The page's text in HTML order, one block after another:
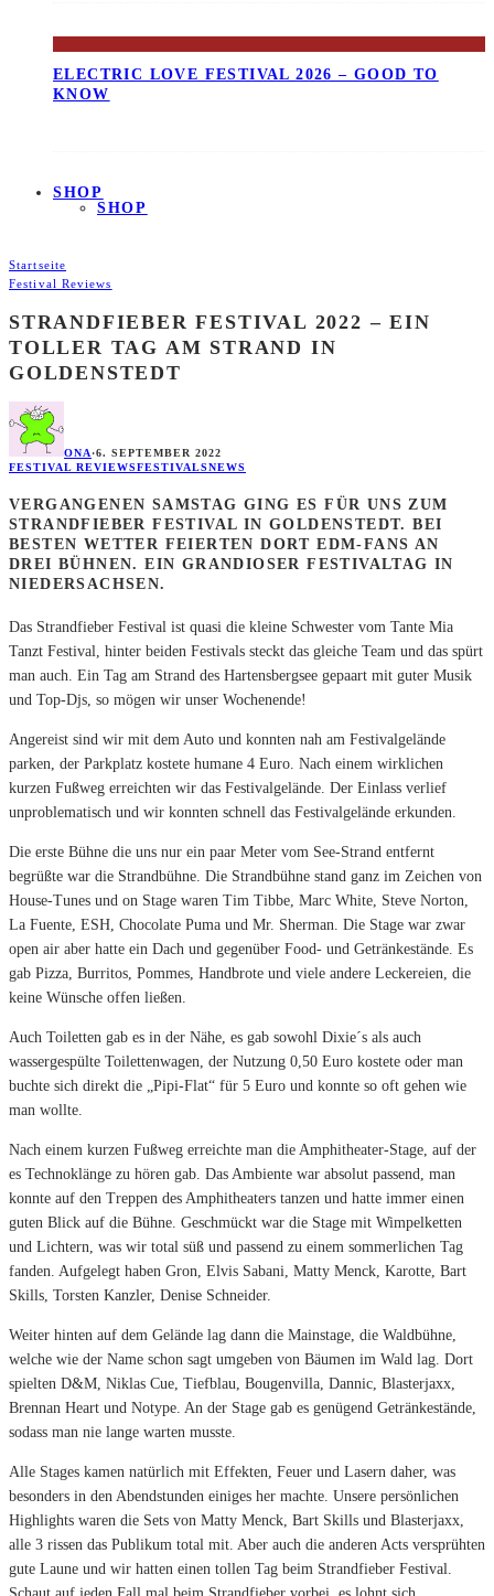
ELECTRIC LOVE FESTIVAL 2026 – GOOD TO
KNOW
SHOP
SHOP
Startseite
Festival Reviews
STRANDFIEBER FESTIVAL 2022 – EIN
TOLLER TAG AM STRAND IN
GOLDENSTEDT
ONA·6. SEPTEMBER 2022
FESTIVAL REVIEWSFESTIVALSNEWS
VERGANGENEN SAMSTAG GING ES FÜR UNS ZUM
STRANDFIEBER FESTIVAL IN GOLDENSTEDT. BEI
BESTEN WETTER FEIERTEN DORT EDM-FANS AN
DREI BÜHNEN. EIN GRANDIOSER FESTIVALTAG IN
NIEDERSACHSEN.
Das Strandfieber Festival ist quasi die kleine Schwester vom Tante Mia
Tanzt Festival, hinter beiden Festivals steckt das gleiche Team und das spürt
man auch. Ein Tag am Strand des Hartensbergsee gepaart mit guter Musik
und Top-Djs, so mögen wir unser Wochenende!
Angereist sind wir mit dem Auto und konnten nah am Festivalgelände
parken, der Parkplatz kostete humane 4 Euro. Nach einem wirklichen
kurzen Fußweg erreichten wir das Festivalgelände. Der Einlass verlief
unproblematisch und wir konnten schnell das Festivalgelände erkunden.
Die erste Bühne die uns nur ein paar Meter vom See-Strand entfernt
begrüßte war die Strandbühne. Die Strandbühne stand ganz im Zeichen von
House-Tunes und on Stage waren Tim Tibbe, Marc White, Steve Norton,
La Fuente, ESH, Chocolate Puma und Mr. Sherman. Die Stage war zwar
open air aber hatte ein Dach und gegenüber Food- und Getränkestände. Es
gab Pizza, Burritos, Pommes, Handbrote und viele andere Leckereien, die
keine Wünsche offen ließen.
Auch Toiletten gab es in der Nähe, es gab sowohl Dixie´s als auch
wassergespülte Toilettenwagen, der Nutzung 0,50 Euro kostete oder man
buchte sich direkt die „Pipi-Flat“ für 5 Euro und konnte so oft gehen wie
man wollte.
Nach einem kurzen Fußweg erreichte man die Amphitheater-Stage, auf der
es Technoklänge zu hören gab. Das Ambiente war absolut passend, man
konnte auf den Treppen des Amphitheaters tanzen und hatte immer einen
guten Blick auf die Bühne. Geschmückt war die Stage mit Wimpelketten
und Lichtern, was wir total süß und passend zu einem sommerlichen Tag
fanden. Aufgelegt haben Gron, Elvis Sabani, Matty Menck, Karotte, Bart
Skills, Torsten Kanzler, Denise Schneider.
Weiter hinten auf dem Gelände lag dann die Mainstage, die Waldbühne,
welche wie der Name schon sagt umgeben von Bäumen im Wald lag. Dort
spielten D&M, Niklas Cue, Tiefblau, Bougenvilla, Dannic, Blasterjaxx,
Brennan Heart und Notype. An der Stage gab es genügend Getränkestände,
sodass man nie lange warten musste.
Alle Stages kamen natürlich mit Effekten, Feuer und Lasern daher, was
besonders in den Abendstunden einiges her machte. Unsere persönlichen
Highlights waren die Sets von Matty Menck, Bart Skills und Blasterjaxx,
alle 3 rissen das Publikum total mit. Aber auch die anderen Acts versprühten
gute Laune und wir hatten einen tollen Tag beim Strandfieber Festival.